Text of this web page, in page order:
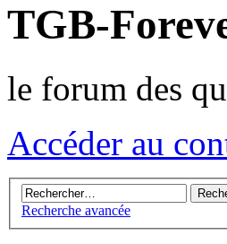
TGB-
le forum des
Accéder au
Recherche avancée